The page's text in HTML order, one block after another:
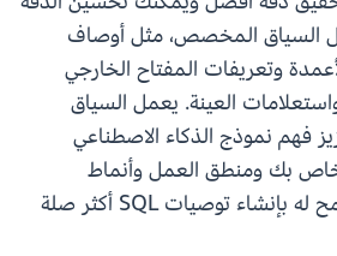
السياق المخصص، مثل أوصاف
وتعريفات المفتاح الخارجي
العينة. يعمل السياق
فهم نموذج الذكاء الاصطناعي
بك ومنطق العمل وأنماط
الاستعلام، مما يسمح له بإنشاء توصيات SQL أكثر صلة